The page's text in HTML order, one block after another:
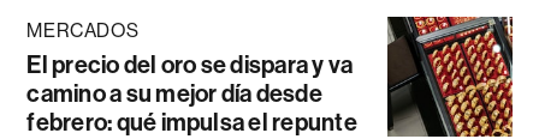
MERCADOS
El precio del oro se dispara y va
camino a su mejor día desde
febrero: qué impulsa el repunte